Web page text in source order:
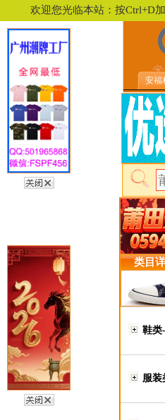
欢迎您光临本站：按Ctrl+D
安福
类目
鞋类
服装